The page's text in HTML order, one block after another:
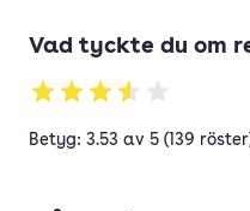
Vad tyckte du om
Betyg: 3.53 av 5 (139